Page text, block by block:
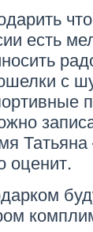
есть
с
Татьяна
оценит.